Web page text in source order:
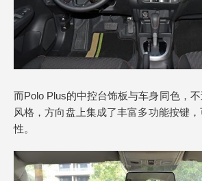
而Polo Plus的中控台饰板与车身同色，
风格，方向盘上集成了丰富多功能按键
性。